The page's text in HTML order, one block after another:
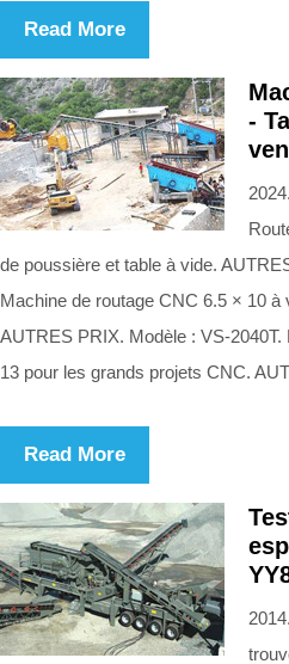
Read More
-
de poussière et table à vide.
Machine de routage CNC 6.5 × 10
AUTRES PRIX. Modèle : VS-
13 pour les grands projets CNC.
Read More